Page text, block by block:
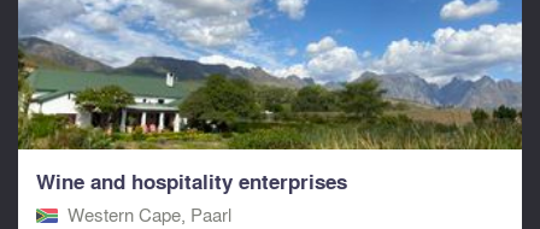
Wine and hospitality enterprises
Western Cape, Paarl